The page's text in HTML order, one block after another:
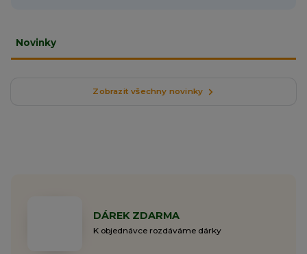
Novinky
Zobrazit všechny novinky
DÁREK ZDARMA
K objednávce rozdáváme dárky